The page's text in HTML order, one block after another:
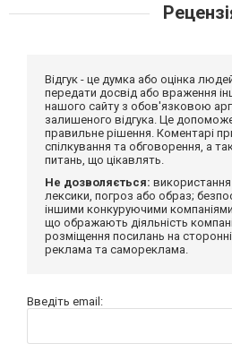
Відгук - це думка або оцінка
передати досвід або враження
нашого сайту з обов'язковою
залишеного відгука. Це
правильне рішення. Коментарі
спілкування та обговорення, а
питань, що цікавлять.
Не дозволяється:
лексики, погроз або образ;
іншими конкуруючими
що ображають діяльність
розміщення посилань на
реклама та самореклама.
Введіть email: